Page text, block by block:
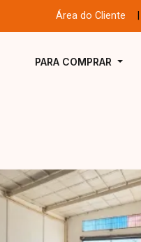
Área do Cliente
PARA COMPRAR